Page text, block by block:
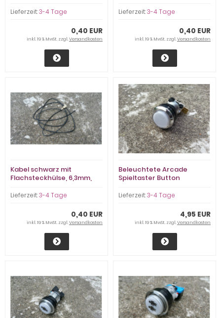
Lieferzeit:3-4 Tage
0,40 EUR
inkl. 19 % MwSt. zzgl.Versandkosten
Lieferzeit:3-4 Tage
0,40 EUR
inkl. 19 % MwSt. zzgl.Versandkosten
Kabel schwarz mit
Flachsteckhülse, 6,3mm,
Lieferzeit:3-4 Tage
0,40 EUR
inkl. 19 % MwSt. zzgl.Versandkosten
Beleuchtete Arcade
Spieltaster Button
Lieferzeit:3-4 Tage
4,95 EUR
inkl. 19 % MwSt. zzgl.Versandkosten